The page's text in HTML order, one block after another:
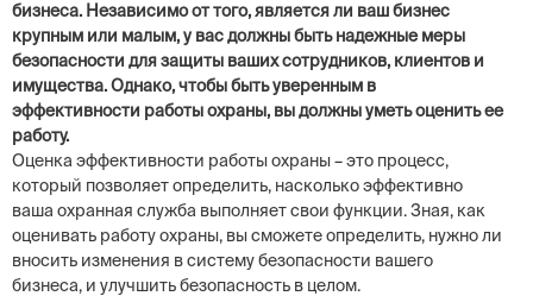
бизнеса. Независимо от того, является ли ваш бизнес
крупным или малым, у вас должны быть надежные меры
безопасности для защиты ваших сотрудников, клиентов и
имущества. Однако, чтобы быть уверенным в
эффективности работы охраны, вы должны уметь оценить ее
работу.
Оценка эффективности работы охраны – это процесс,
который позволяет определить, насколько эффективно
ваша охранная служба выполняет свои функции. Зная, как
оценивать работу охраны, вы сможете определить, нужно ли
вносить изменения в систему безопасности вашего
бизнеса, и улучшить безопасность в целом.